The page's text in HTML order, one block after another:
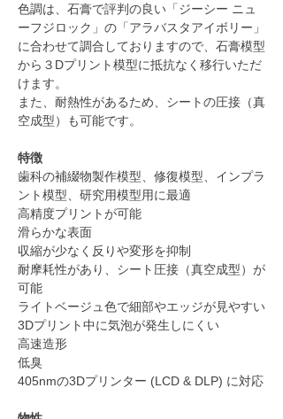
色調は、石膏で評判の良い「ジーシー ニュ
ーフジロック」の「アラバスタアイボリー」
に合わせて調合しておりますので、石膏模型
から３Dプリント模型に抵抗なく移行いただ
けます。
また、耐熱性があるため、シートの圧接（真
空成型）も可能です。
特徴
歯科の補綴物製作模型、修復模型、インプラ
ント模型、研究用模型用に最適
高精度プリントが可能
滑らかな表面
収縮が少なく反りや変形を抑制
耐摩耗性があり、シート圧接（真空成型）が
可能
ライトベージュ色で細部やエッジが見やすい
3Dプリント中に気泡が発生しにくい
高速造形
低臭
405nmの3Dプリンター (LCD & DLP) に対応